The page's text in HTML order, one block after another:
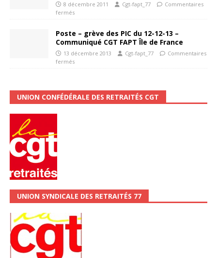
8 décembre 2011 Cgt-fapt_77
Commentaires
fermés
Poste – grève des PIC du 12-12-13 –
Communiqué CGT FAPT Île de France
13 décembre 2013 Cgt-fapt_77
Commentaires
fermés
UNION CONFÉDÉRALE DES RETRAITÉS CGT
UNION SYNDICALE DES RETRAITÉS 77